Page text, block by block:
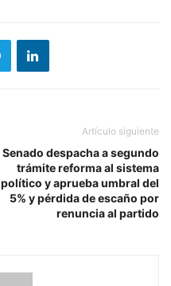
Artículo siguiente
Senado despacha a segundo
trámite reforma al sistema
político y aprueba umbral del
5% y pérdida de escaño por
renuncia al partido